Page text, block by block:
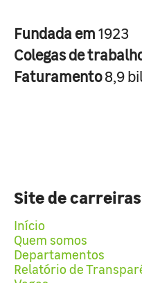
Fundada em1923
Colegas de
Faturamento8,9
Site de carreiras
Início
Quem somos
Departamentos
Relatório de